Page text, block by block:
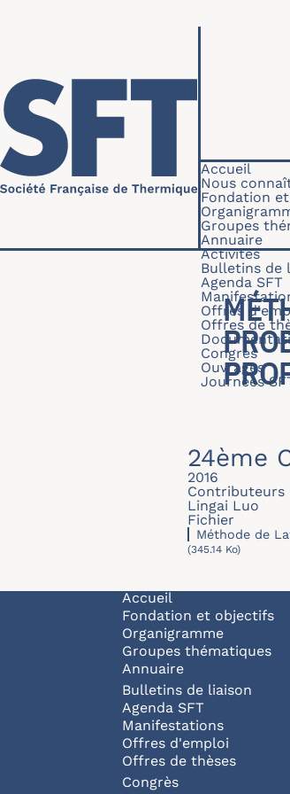
Accueil
Nous
Fondation
Groupes
Annuaire
Activités
Bulletins de
Agenda SFT
Offres
Offres de
Congrès
Ouvrages
Journées
24ème
2016
Contributeurs
Lingai Luo
Fichier
Méthode de
(345.14 Ko)
Navigation
Accueil
Fondation et objectifs
Organigramme
Groupes thématiques
Annuaire
Bulletins de liaison
Agenda SFT
Manifestations
Offres d'emploi
Offres de thèses
Congrès